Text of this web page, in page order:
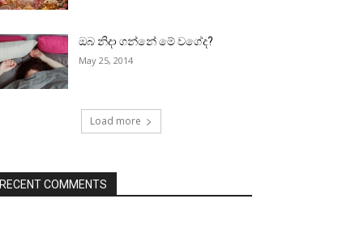
ඔබ නිදා ගන්නේ මේ වගේද?
May 25, 2014
Load more
RECENT COMMENTS